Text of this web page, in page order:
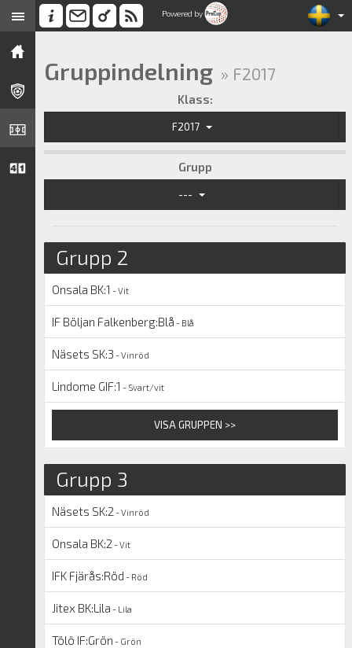
Powered by
Gruppindelning » F2017
Klass:
F2017
Grupp
---
Grupp 2
Onsala BK:1 - Vit
IF Böljan Falkenberg:Blå - Blå
Näsets SK:3 - Vinröd
Lindome GIF:1 - Svart/vit
VISA GRUPPEN >>
Grupp 3
Näsets SK:2 - Vinröd
Onsala BK:2 - Vit
IFK Fjärås:Röd - Röd
Jitex BK:Lila - Lila
Tölö IF:Grön - Grön